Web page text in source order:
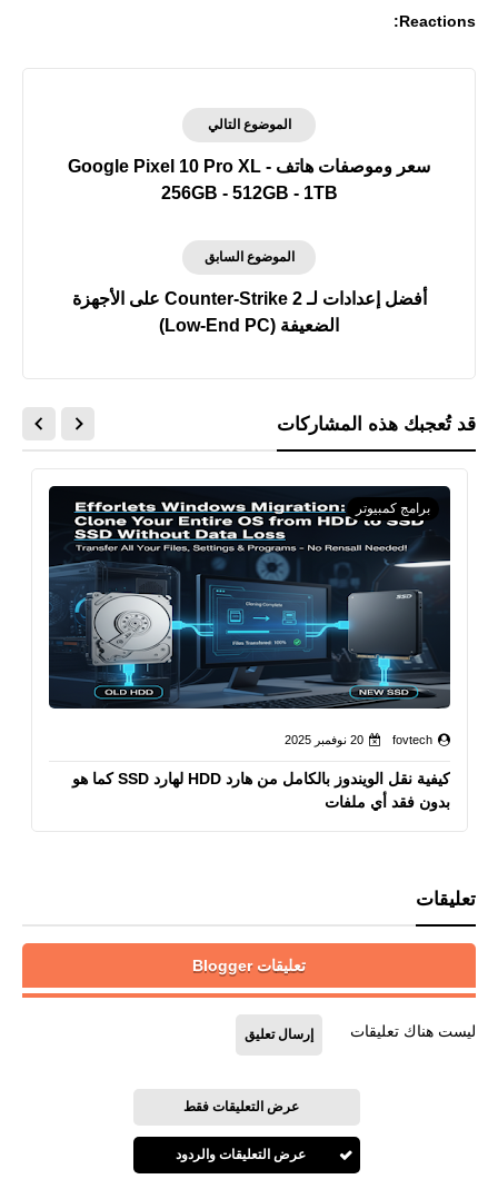
Reactions:
الموضوع التالي
سعر وموصفات هاتف Google Pixel 10 Pro XL -
256GB - 512GB - 1TB
الموضوع السابق
أفضل إعدادات لـ Counter-Strike 2 على الأجهزة
الضعيفة (Low-End PC)
قد تُعجبك هذه المشاركات
برامج كمبيوتر
fovtech 20 نوفمبر 2025
كيفية نقل الويندوز بالكامل من هارد HDD لهارد SSD كما هو
بدون فقد أي ملفات
تعليقات
تعليقات Blogger
ليست هناك تعليقات إرسال تعليق
عرض التعليقات فقط
عرض التعليقات والردود